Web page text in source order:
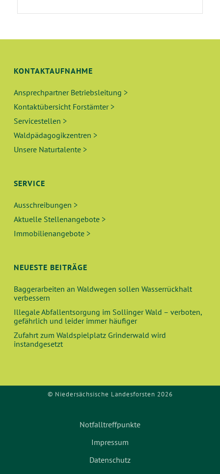
KONTAKTAUFNAHME
Ansprechpartner Betriebsleitung >
Kontaktübersicht Forstämter >
Servicestellen >
Waldpädagogikzentren >
Unsere Naturtalente >
SERVICE
Ausschreibungen >
Aktuelle Stellenangebote >
Immobilienangebote >
NEUESTE BEITRÄGE
Baggerarbeiten an Waldwegen sollen Wasserrückhalt
verbessern
Illegale Abfallentsorgung im Sollinger Wald – verboten,
gefährlich und leider immer häufiger
Zufahrt zum Waldspielplatz Grinderwald wird
instandgesetzt
© Niedersächsische Landesforsten 2026
Notfalltreffpunkte
Impressum
Datenschutz